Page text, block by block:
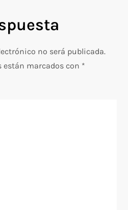
no será publicada.
están marcados con *